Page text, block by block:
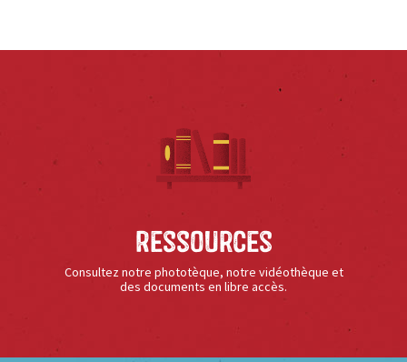
Ressources
Consultez notre phototèque, notre vidéothèque et
des documents en libre accès.